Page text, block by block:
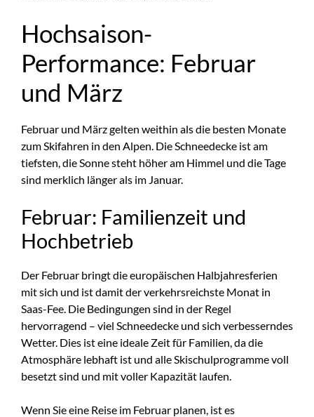
Hochsaison-
Performance: Februar
und März
Februar und März gelten weithin als die besten Monate
zum Skifahren in den Alpen. Die Schneedecke ist am
tiefsten, die Sonne steht höher am Himmel und die Tage
sind merklich länger als im Januar.
Februar: Familienzeit und
Hochbetrieb
Der Februar bringt die europäischen Halbjahresferien
mit sich und ist damit der verkehrsreichste Monat in
Saas-Fee. Die Bedingungen sind in der Regel
hervorragend – viel Schneedecke und sich verbesserndes
Wetter. Dies ist eine ideale Zeit für Familien, da die
Atmosphäre lebhaft ist und alle Skischulprogramme voll
besetzt sind und mit voller Kapazität laufen.
Wenn Sie eine Reise im Februar planen, ist es